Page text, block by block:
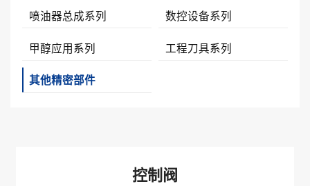
喷油器总成系列 数控设备系列
甲醇应用系列 工程刀具系列
其他精密部件
控制阀